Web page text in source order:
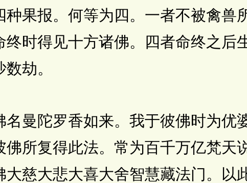
种果报。何等为四。一者不被禽兽
终时得见十方诸佛。四者命终之后
劫。
陀罗香如来。我于彼佛时为优
佛所复得此法。常为百千万亿梵天
大慈大悲大喜大舍智慧藏法门。以